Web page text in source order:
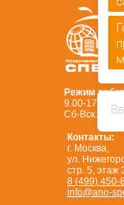
Режим
9.00-17.00
Сб-Вск.:
Контакты:
г. Москва,
ул.
стр. 5, этаж
8 (499) 450-
info@ano-